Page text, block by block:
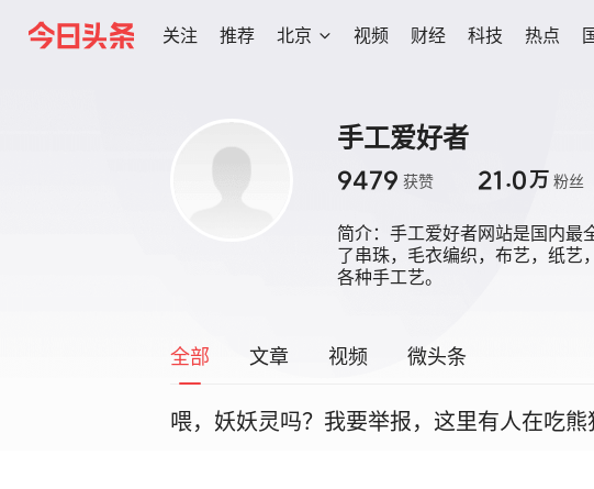
关注 推荐 北京 视频 财经 科技 热点
手工爱好者
9479 获赞 21.0万 粉丝
简介： 手工爱好者网站是国内最
了串珠，毛衣编织，布艺，纸艺
各种手工艺。
全部 文章 视频 微头条
喂，妖妖灵吗？我要举报，这里有人在吃熊